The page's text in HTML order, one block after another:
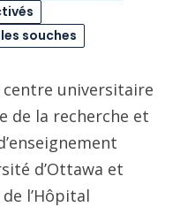
souches
centre universitaire
de la recherche et
d’Ottawa et
l’Hôpital